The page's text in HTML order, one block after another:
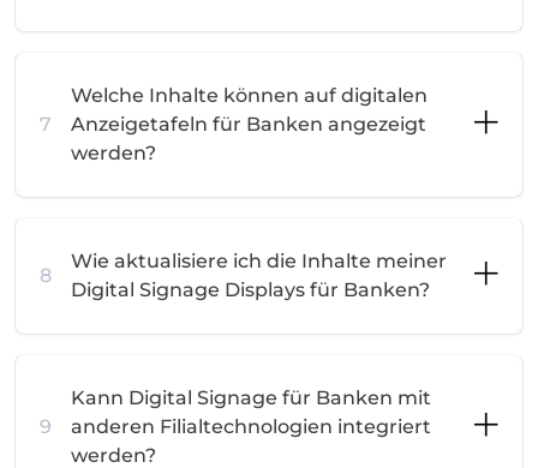
7
Welche Inhalte können auf digitalen
Anzeigetafeln für Banken angezeigt
werden?
8
Wie aktualisiere ich die Inhalte meiner
Digital Signage Displays für Banken?
9
Kann Digital Signage für Banken mit
anderen Filialtechnologien integriert
werden?